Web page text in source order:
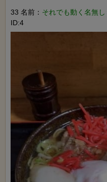
33 名前： それでも動く名無し
ID:4